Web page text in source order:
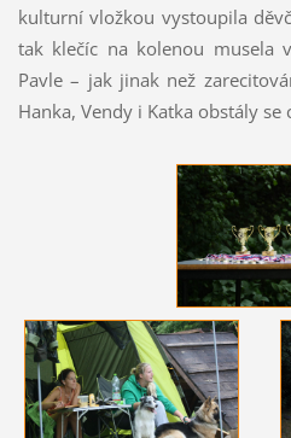
kulturní vložkou vystoupila
tak klečíc na kolenou musela
Pavle – jak jinak než
Hanka, Vendy i Katka obstály